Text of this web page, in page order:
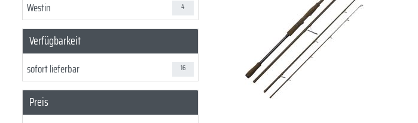
Westin 4
Verfügbarkeit
sofort lieferbar 16
Preis